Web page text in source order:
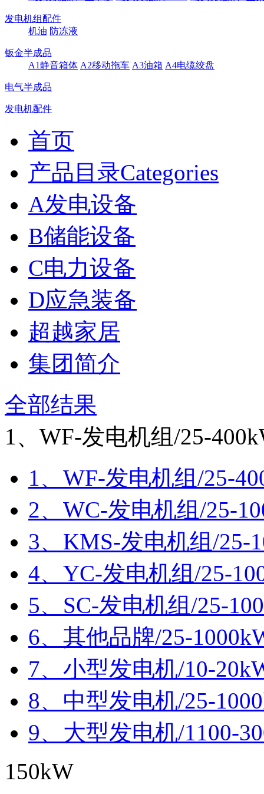
发电机组配件
机油 防冻液
钣金半成品
A1静音箱体 A2移动拖车 A3油箱 A4电缆绞盘
电气半成品
发电机配件
首页
产品目录Categories
A发电设备
B储能设备
C电力设备
D应急装备
超越家居
集团简介
全部结果
1、WF-发电机组/25-
1、WF-发电机组/25-
2、WC-发电机组/25-
3、KMS-发电机组/25-
4、YC-发电机组/25-
5、SC-发电机组/25-
6、其他品牌/25-
7、小型发电机/10-
8、中型发电机/25-
9、大型发电机/1100-
150kW